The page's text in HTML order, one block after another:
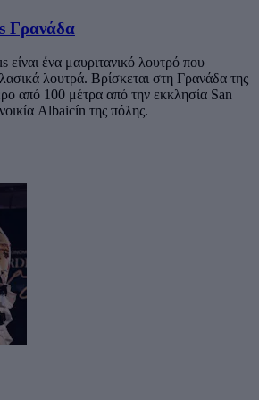
Γρανάδα
ένα μαυριτανικό λουτρό που
λουτρά. Βρίσκεται στη Γρανάδα της
από 100 μέτρα από την εκκλησία San
Albaicín της πόλης.